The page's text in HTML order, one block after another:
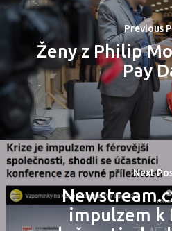
Previous
Ženy z Philip
Pay
Next
impulzem k